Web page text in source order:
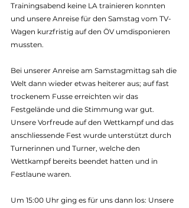
Trainingsabend keine LA trainieren konnten
und unsere Anreise für den Samstag vom TV-
Wagen kurzfristig auf den ÖV umdisponieren
mussten.
Bei unserer Anreise am Samstagmittag sah die
Welt dann wieder etwas heiterer aus; auf fast
trockenem Fusse erreichten wir das
Festgelände und die Stimmung war gut.
Unsere Vorfreude auf den Wettkampf und das
anschliessende Fest wurde unterstützt durch
Turnerinnen und Turner, welche den
Wettkampf bereits beendet hatten und in
Festlaune waren.
Um 15:00 Uhr ging es für uns dann los: Unsere